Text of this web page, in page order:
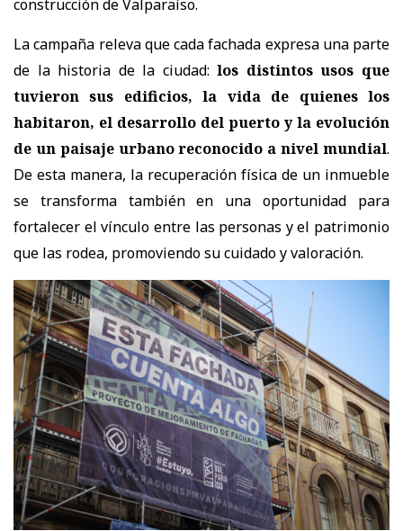
construcción de Valparaíso.
La campaña releva que cada fachada expresa una parte
de la historia de la ciudad:los distintos usos que
tuvieron sus edificios, la vida de quienes los
habitaron, el desarrollo del puerto y la evolución
de un paisaje urbano reconocido a nivel mundial.
De esta manera, la recuperación física de un inmueble
se transforma también en una oportunidad para
fortalecer el vínculo entre las personas y el patrimonio
que las rodea, promoviendo su cuidado y valoración.